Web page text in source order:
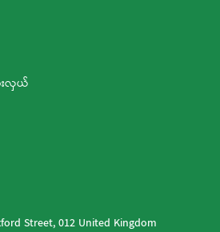
းလှယ်
Street, 012 United Kingdom